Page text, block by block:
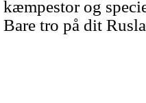
kæmpestor og
Bare tro på dit